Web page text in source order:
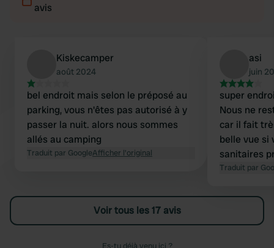
avis
Kiskecamper
août 2024
bel endroit mais selon le préposé au
parking, vous n'êtes pas autorisé à y
passer la nuit. alors nous sommes
allés au camping
Traduit par GoogleAfficher l'original
asi
juin
super
Nous ne
car il fait
belle vue si
sanitaires
vous
nourriture
Traduit par
Voir tous les 17 avis
Es-tu déjà venu ici ?